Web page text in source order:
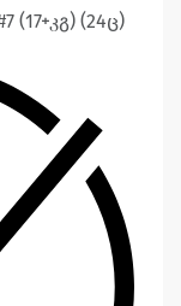
(17+კგ) (24ც)